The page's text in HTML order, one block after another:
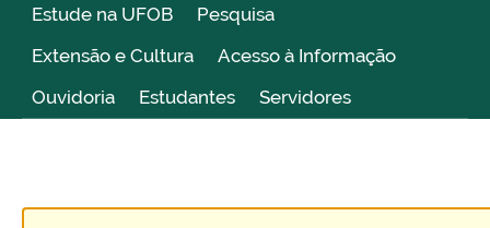
Estude na UFOB
Pesquisa
Extensão e Cultura
Acesso à Informação
Ouvidoria
Estudantes Servidores